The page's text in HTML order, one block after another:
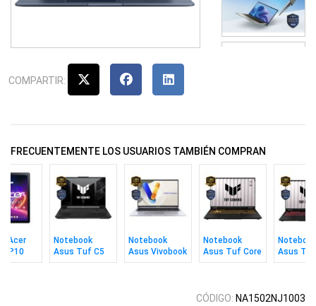
COMPARTIR:
FRECUENTEMENTE LOS USUARIOS TAMBIÉN COMPRAN
Acer
P10
Notebook
Asus Tuf C5
210h 8gb
Notebook
Asus Vivobook
C9 270h 16gb
Notebook
Asus Tuf Core
i7 16gb 512gb
Notebook
Asus Tuf
Ryzen 7
CÓDIGO: NA1502NJ1003